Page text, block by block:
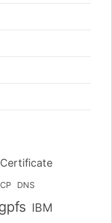
Certificate
DNS
IBM